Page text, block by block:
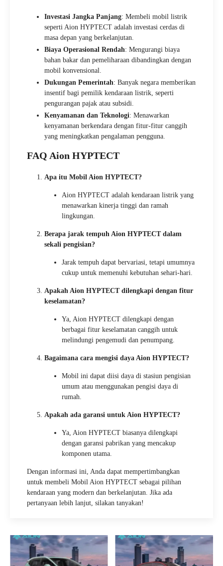
Investasi Jangka Panjang: Membeli mobil listrik
seperti Aion HYPTECT adalah investasi cerdas di
masa depan yang berkelanjutan.
Biaya Operasional Rendah: Mengurangi biaya
bahan bakar dan pemeliharaan dibandingkan dengan
mobil konvensional.
Dukungan Pemerintah: Banyak negara memberikan
insentif bagi pemilik kendaraan listrik, seperti
pengurangan pajak atau subsidi.
Kenyamanan dan Teknologi: Menawarkan
kenyamanan berkendara dengan fitur-fitur canggih
yang meningkatkan pengalaman pengguna.
FAQ Aion HYPTECT
Apa itu Mobil Aion HYPTECT?
Aion HYPTECT adalah kendaraan listrik yang
menawarkan kinerja tinggi dan ramah
lingkungan.
Berapa jarak tempuh Aion HYPTECT dalam
sekali pengisian?
Jarak tempuh dapat bervariasi, tetapi umumnya
cukup untuk memenuhi kebutuhan sehari-hari.
Apakah Aion HYPTECT dilengkapi dengan fitur
keselamatan?
Ya, Aion HYPTECT dilengkapi dengan
berbagai fitur keselamatan canggih untuk
melindungi pengemudi dan penumpang.
Bagaimana cara mengisi daya Aion HYPTECT?
Mobil ini dapat diisi daya di stasiun pengisian
umum atau menggunakan pengisi daya di
rumah.
Apakah ada garansi untuk Aion HYPTECT?
Ya, Aion HYPTECT biasanya dilengkapi
dengan garansi pabrikan yang mencakup
komponen utama.
Dengan informasi ini, Anda dapat mempertimbangkan
untuk membeli Mobil Aion HYPTECT sebagai pilihan
kendaraan yang modern dan berkelanjutan. Jika ada
pertanyaan lebih lanjut, silakan tanyakan!